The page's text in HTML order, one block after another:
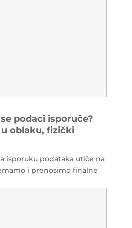
podaci isporuče?
oblaku, fizički
isporuku podataka utiče na
i prenosimo finalne